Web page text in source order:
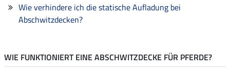
Wie verhindere ich die statische Aufladung bei
Abschwitzdecken?
WIE FUNKTIONIERT EINE ABSCHWITZDECKE FÜR PFERDE?